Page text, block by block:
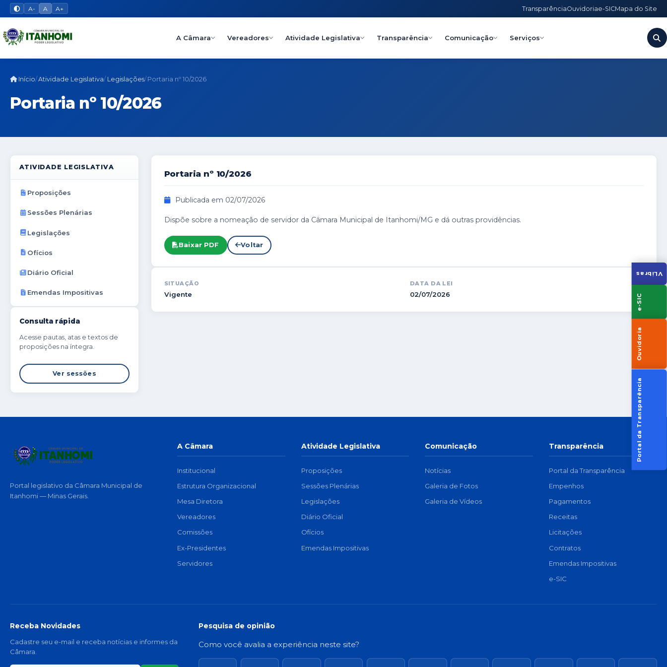
A- A A+ TransparênciaOuvidoriae-SICMapa do Site
A Câmara Vereadores Atividade Legislativa Transparência Comunicação Serviços
VLibras
e-SIC
Ouvidoria
Portal da Transparência
Início Atividade Legislativa Legislações Portaria nº 10/2026
Portaria nº 10/2026
ATIVIDADE LEGISLATIVA
Proposições
Sessões Plenárias
Legislações
Ofícios
Diário Oficial
Emendas Impositivas
Consulta rápida
Acesse pautas, atas e textos de
proposições na íntegra.
Ver sessões
Portaria nº 10/2026
Publicada em 02/07/2026
Dispõe sobre a nomeação de servidor da Câmara Municipal de Itanhomi/MG e dá outras providências.
Baixar PDF Voltar
SITUAÇÃO
Vigente
DATA DA LEI
02/07/2026
Portal legislativo da Câmara Municipal de
Itanhomi — Minas Gerais.
A Câmara
Institucional
Estrutura Organizacional
Mesa Diretora
Vereadores
Comissões
Ex-Presidentes
Servidores
Atividade Legislativa
Proposições
Sessões Plenárias
Legislações
Diário Oficial
Ofícios
Emendas Impositivas
Comunicação
Notícias
Galeria de Fotos
Galeria de Vídeos
Transparência
Portal da Transparência
Empenhos
Pagamentos
Receitas
Licitações
Contratos
Emendas Impositivas
e-SIC
Receba Novidades
Cadastre seu e-mail e receba notícias e informes da
Câmara.
Pesquisa de opinião
Como você avalia a experiência neste site?